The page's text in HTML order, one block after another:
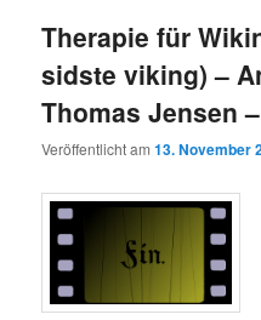
Therapie für
sidste viking) –
Thomas Jensen
Veröffentlicht am13. November